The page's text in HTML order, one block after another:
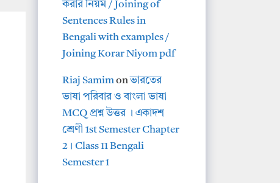
করার নিয়ম / Joining of
Sentences Rules in
Bengali with examples /
Joining Korar Niyom pdf
Riaj Samimonভারতের
ভাষা পরিবার ও বাংলা ভাষা
MCQ প্রশ্ন উত্তর । একাদশ
শ্রেণী 1st Semester Chapter
2। Class 11 Bengali
Semester 1